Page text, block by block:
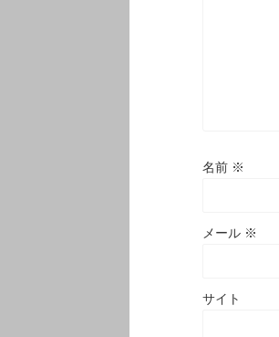
名前 ※
メール ※
サイト